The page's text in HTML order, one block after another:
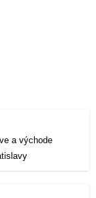
a východe